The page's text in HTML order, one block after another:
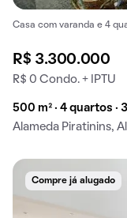
Casa com varanda e 4
R$ 3.300.000
R$ 0 Condo. + IPTU
500 m² · 4 quartos ·
Alameda Piratinins,
Compre já alugado